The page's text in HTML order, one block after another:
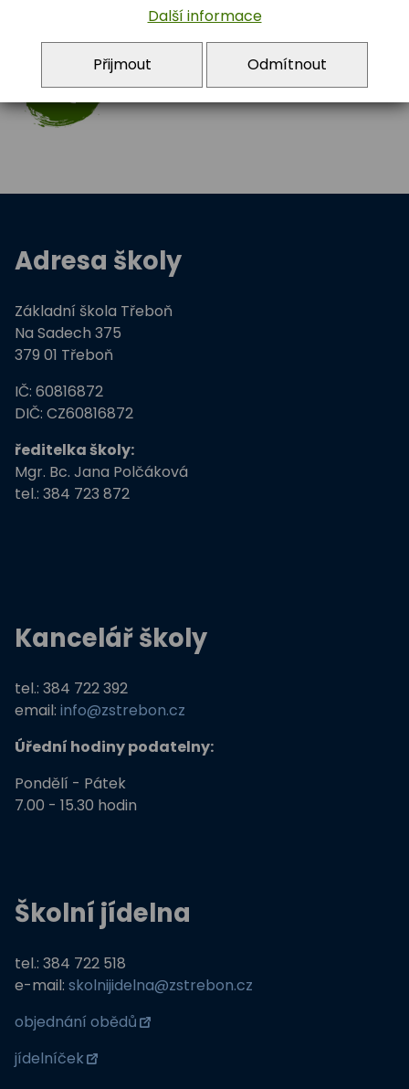
5.A
info@zstrebon.cz
Adresa školy
Základní škola Třeboň
Na Sadech 375
379 01 Třeboň
IČ: 60816872
DIČ: CZ60816872
ředitelka školy:
Mgr. Bc. Jana Polčáková
tel.: 384 723 872
Kancelář školy
tel.: 384 722 392
email: info@zstrebon.cz
Úřední hodiny podatelny:
Pondělí - Pátek
7.00 - 15.30 hodin
Školní jídelna
tel.: 384 722 518
e-mail: skolnijidelna@zstrebon.cz
objednání obědů
jídelníček
Další informace
Přijmout Odmítnout